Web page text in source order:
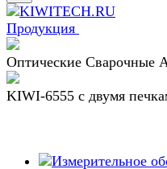
Продукция
Оптические Сварочные
KIWI-6555 c двумя